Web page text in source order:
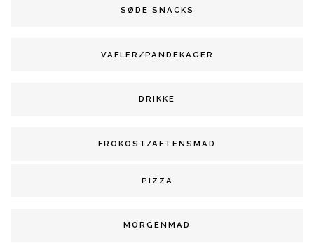
SØDE SNACKS
VAFLER/PANDEKAGER
DRIKKE
FROKOST/AFTENSMAD
PIZZA
MORGENMAD